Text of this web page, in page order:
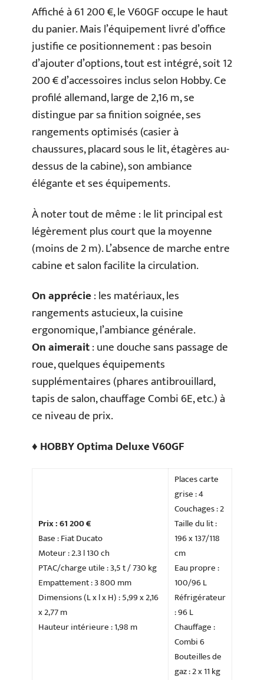
Affiché à 61 200 €, le V60GF occupe le haut
du panier. Mais l’équipement livré d’office
justifie ce positionnement : pas besoin
d’ajouter d’options, tout est intégré, soit 12
200 € d’accessoires inclus selon Hobby. Ce
profilé allemand, large de 2,16 m, se
distingue par sa finition soignée, ses
rangements optimisés (casier à
chaussures, placard sous le lit, étagères au-
dessus de la cabine), son ambiance
élégante et ses équipements.
À noter tout de même : le lit principal est
légèrement plus court que la moyenne
(moins de 2 m). L’absence de marche entre
cabine et salon facilite la circulation.
On apprécie: les matériaux, les
rangements astucieux, la cuisine
ergonomique, l’ambiance générale.
On aimerait: une douche sans passage de
roue, quelques équipements
supplémentaires (phares antibrouillard,
tapis de salon, chauffage Combi 6E, etc.) à
ce niveau de prix.
♦ HOBBY Optima Deluxe V60GF
Prix : 61 200 €
Base : Fiat Ducato
Moteur : 2.3 l 130 ch
PTAC/charge utile : 3,5 t / 730 kg
Empattement : 3 800 mm
Dimensions (L x l x H) : 5,99 x 2,16
x 2,77 m
Hauteur intérieure : 1,98 m
Places carte
grise : 4
Couchages : 2
Taille du lit :
196 x 137/118
cm
Eau propre :
100/96 L
Réfrigérateur
: 96 L
Chauffage :
Combi 6
Bouteilles de
gaz : 2 x 11 kg